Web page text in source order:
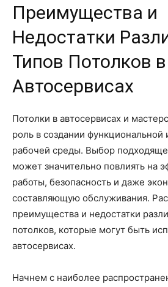
Преимущества и
Недостатки
Типов Потолков в
Автосервисах
Потолки в автосервисах и
роль в создании функциональной
рабочей среды. Выбор
может значительно повлиять на
работы, безопасность и даже
составляющую обслуживания.
преимущества и недостатки
потолков, которые могут быть
автосервисах.
Начнем с наиболее